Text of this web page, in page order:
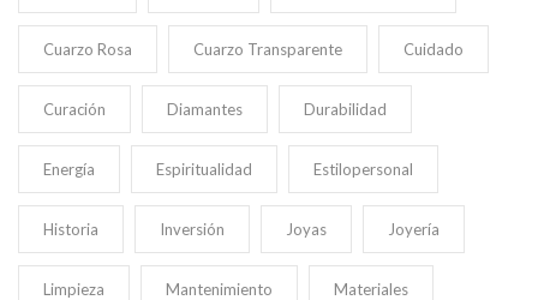
Cuarzo Rosa Cuarzo Transparente Cuidado
Curación Diamantes Durabilidad
Energía Espiritualidad Estilopersonal
Historia Inversión Joyas Joyería
Limpieza Mantenimiento Materiales